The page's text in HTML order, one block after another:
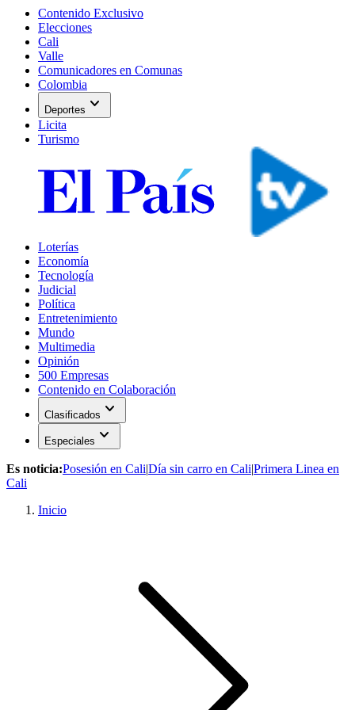
Contenido Exclusivo
Elecciones
Cali
Valle
Comunicadores en Comunas
Colombia
Deportes expand_more
Licita
Turismo
Loterías
Economía
Tecnología
Judicial
Política
Entretenimiento
Mundo
Multimedia
Opinión
500 Empresas
Contenido en Colaboración
Clasificados expand_more
Especiales expand_more
Es noticia:Posesión en Cali|Día sin carro en Cali|Primera Linea en
Cali
Inicio